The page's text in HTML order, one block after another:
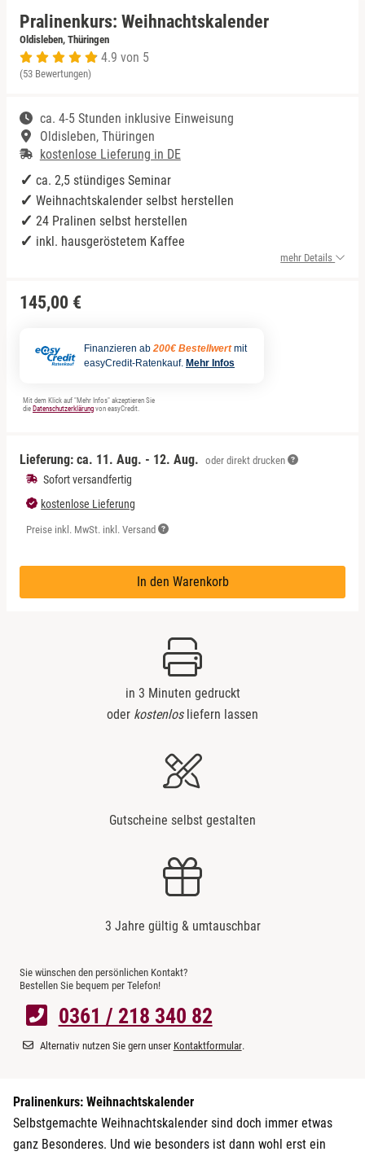
Pralinenkurs: Weihnachtskalender
Oldisleben, Thüringen
4.9 von 5
(53 Bewertungen)
ca. 4-5 Stunden inklusive Einweisung
Oldisleben, Thüringen
kostenlose Lieferung in DE
ca. 2,5 stündiges Seminar
Weihnachtskalender selbst herstellen
24 Pralinen selbst herstellen
inkl. hausgeröstetem Kaffee
mehr Details
145,00 €
Finanzieren ab 200€ Bestellwert mit
easyCredit-Ratenkauf. Mehr Infos
Mit dem Klick auf "Mehr Infos" akzeptieren Sie
die Datenschutzerklärung von easyCredit.
Lieferung: ca. 11. Aug. - 12. Aug. oder direkt drucken
Sofort versandfertig
kostenlose Lieferung
Preise inkl. MwSt. inkl. Versand
In den Warenkorb
in 3 Minuten gedruckt
oder kostenlosliefern lassen
Gutscheine selbst gestalten
3 Jahre gültig & umtauschbar
Sie wünschen den persönlichen Kontakt?
Bestellen Sie bequem per Telefon!
0361 / 218 340 82
Alternativ nutzen Sie gern unser Kontaktformular.
Pralinenkurs: Weihnachtskalender
Selbstgemachte Weihnachtskalender sind doch immer etwas
ganz Besonderes. Und wie besonders ist dann wohl erst ein
Niedersachsen
NRW
Rheinland-Pfalz
Saarland
Sachsen
Sachsen-Anhalt
Düsseldorf
Erfurt
Frankfurt am Main
Freiburg im Breisgau
Greiz
Hamburg
Leipzig
Mühlhausen
Nürnberg
Siebeldingen bei Ludwigshafen am Rhein
Rum Tasting
Schokolade
Sekt Tasting
Tequila
Wein Tasting
Whisky Tasting